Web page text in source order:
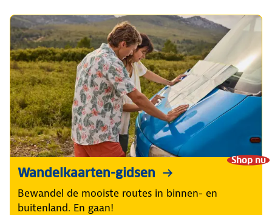
Shop nu
Wandelkaarten-gidsen
Bewandel de mooiste routes in binnen- en
buitenland. En gaan!